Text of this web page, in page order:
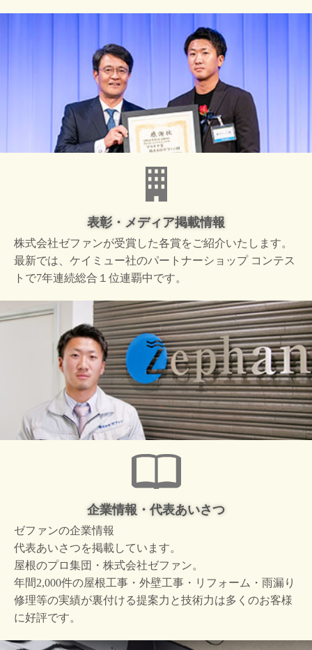
表彰・メディア掲載情報
株式会社ゼファンが受賞した各賞をご紹介いたします。
最新では、ケイミュー社のパートナーショップ コンテス
トで7年連続総合１位連覇中です。
企業情報・代表あいさつ
ゼファンの企業情報
代表あいさつを掲載しています。
屋根のプロ集団・株式会社ゼファン。
年間2,000件の屋根工事・外壁工事・リフォーム・雨漏り
修理等の実績が裏付ける提案力と技術力は多くのお客様
に好評です。